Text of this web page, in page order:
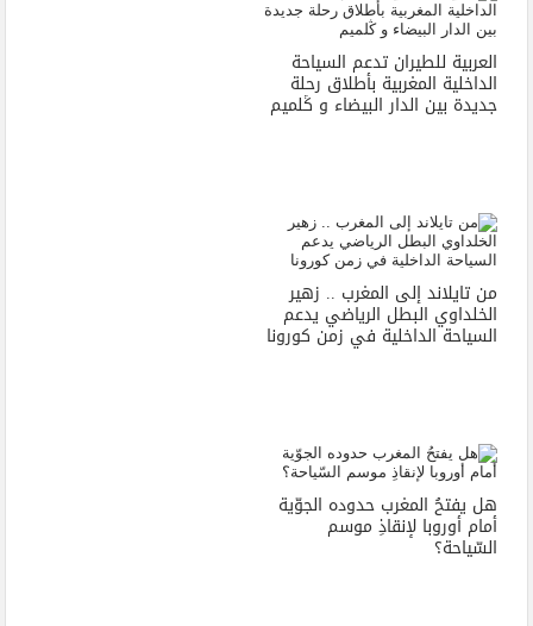
العربية للطيران تدعم السياحة
الداخلية المغربية بأطلاق رحلة
جديدة بين الدار البيضاء و ڭلميم
من تايلاند إلى المغرب .. زهير
الخلداوي البطل الرياضي يدعم
السياحة الداخلية في زمن كورونا
هل يفتحُ المغرب حدوده الجوّية
أمام أوروبا لإنقاذِ موسم
السّياحة؟‬